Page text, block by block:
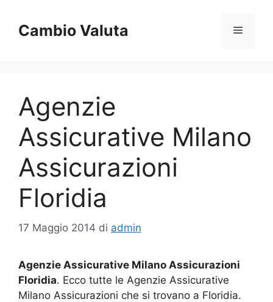
contenuto
Cambio Valuta Menu
Agenzie
Assicurative Milano
Assicurazioni
Floridia
17 Maggio 2014 di admin
Agenzie Assicurative Milano Assicurazioni
Floridia. Ecco tutte le Agenzie Assicurative
Milano Assicurazioni che si trovano a Floridia.